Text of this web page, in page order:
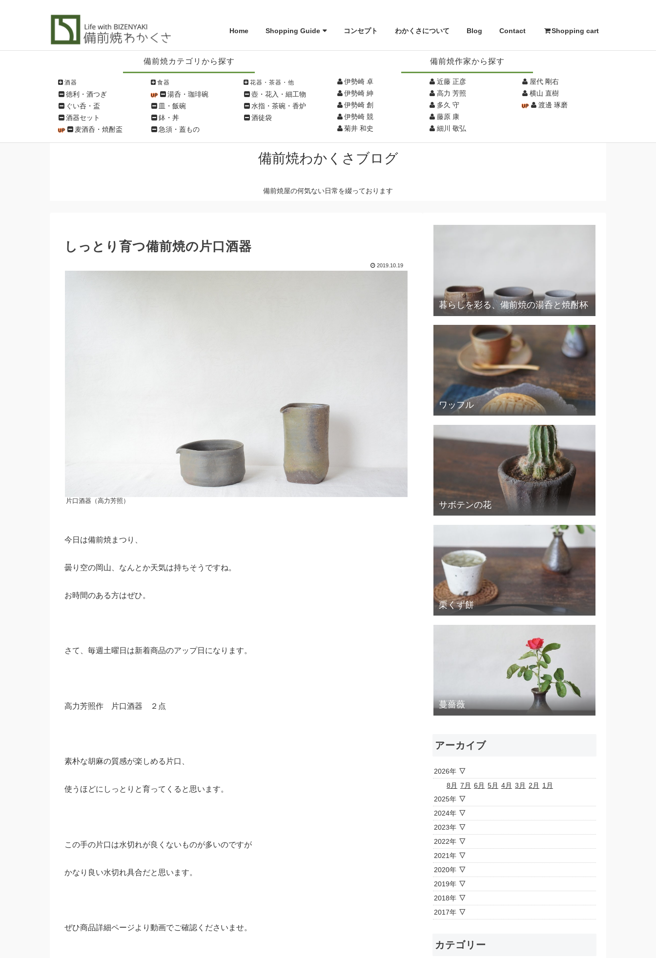
Home Shopping Guide コンセプト わかくさについて Blog Contact Shopping cart
備前焼カテゴリから探す
酒器
徳利・酒つぎ
ぐい呑・盃
酒器セット
麦酒呑・焼酎盃
食器
湯呑・珈琲碗
皿・飯碗
鉢・丼
急須・蓋もの
花器・茶器・他
壺・花入・細工物
水指・茶碗・香炉
酒徒袋
備前焼作家から探す
伊勢崎 卓
伊勢崎 紳
伊勢崎 創
伊勢崎 競
菊井 和史
近藤 正彦
高力 芳照
多久 守
藤原 康
細川 敬弘
屋代 剛右
横山 直樹
渡邊 琢磨
備前焼わかくさブログ
備前焼屋の何気ない日常を綴っております
しっとり育つ備前焼の片口酒器
2019.10.19
片口酒器（高力芳照）
今日は備前焼まつり、
曇り空の岡山、なんとか天気は持ちそうですね。
お時間のある方はぜひ。
さて、毎週土曜日は新着商品のアップ日になります。
高力芳照作 片口酒器 ２点
素朴な胡麻の質感が楽しめる片口、
使うほどにしっとりと育ってくると思います。
この手の片口は水切れが良くないものが多いのですが
かなり良い水切れ具合だと思います。
ぜひ商品詳細ページより動画でご確認くださいませ。
暮らしを彩る、備前焼の湯呑と焼酎杯
ワッフル
サボテンの花
栗くず餅
蔓薔薇
アーカイブ
2026年
8月 7月 6月 5月 4月 3月 2月
1月
2025年
2024年
2023年
2022年
2021年
2020年
2019年
2018年
2017年
カテゴリー